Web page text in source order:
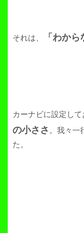
それは、 「わから
カーナビに設定し
の小ささ 。我々一
た。